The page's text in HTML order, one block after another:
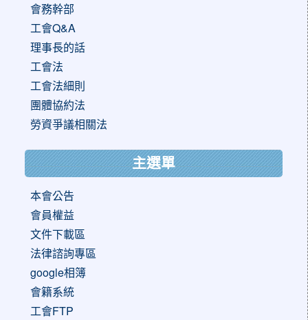
會務幹部
工會Q&A
理事長的話
工會法
工會法細則
團體協約法
勞資爭議相關法
主選單
本會公告
會員權益
文件下載區
法律諮詢專區
google相簿
會籍系統
工會FTP